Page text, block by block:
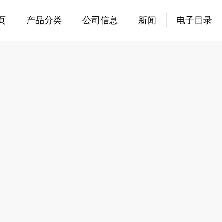
产品分类 公司信息 新闻 电子目录